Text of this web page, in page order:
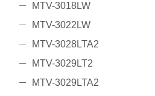
MTV-3018LW
MTV-3022LW
MTV-3028LTA2
MTV-3029LT2
MTV-3029LTA2